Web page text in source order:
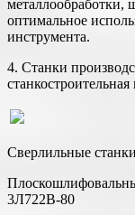
металлообработки,
оптимальное
инструмента.
4. Станки
Сверлильные
3Л722В-80